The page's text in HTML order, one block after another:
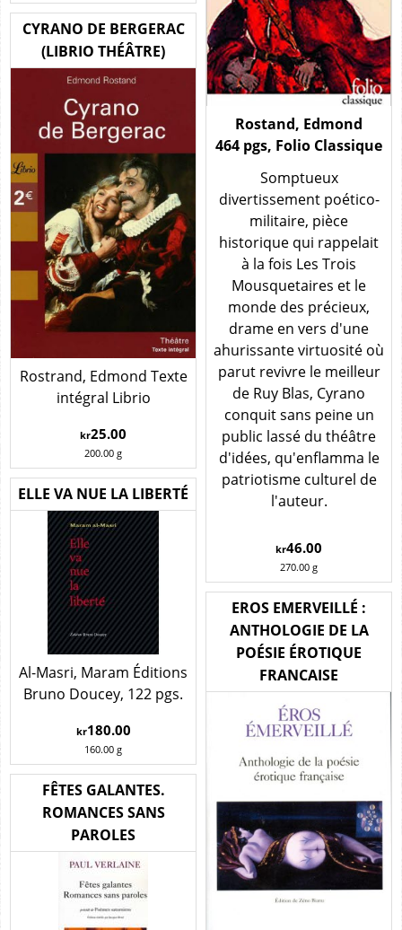
Rostand, Edmond
464 pgs, Folio Classique
Somptueux
divertissement poético-
militaire, pièce
historique qui rappelait
à la fois Les Trois
Mousquetaires et le
monde des précieux,
drame en vers d'une
ahurissante virtuosité où
parut revivre le meilleur
de Ruy Blas, Cyrano
conquit sans peine un
public lassé du théâtre
d'idées, qu'enflamma le
patriotisme culturel de
l'auteur.
kr46.00
270.00 g
CYRANO DE BERGERAC
(LIBRIO THÉÂTRE)
Rostrand, Edmond Texte
intégral Librio
kr25.00
200.00 g
ELLE VA NUE LA LIBERTÉ
Al-Masri, Maram Éditions
Bruno Doucey, 122 pgs.
kr180.00
160.00 g
EROS EMERVEILLÉ :
ANTHOLOGIE DE LA
POÉSIE ÉROTIQUE
FRANCAISE
FÊTES GALANTES.
ROMANCES SANS
PAROLES